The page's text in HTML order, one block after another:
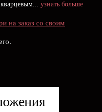
узнать больше
на заказ со своим